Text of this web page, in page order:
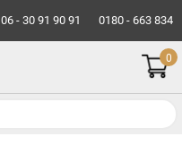
06 - 30 91 90 91 0180 - 663 834
0